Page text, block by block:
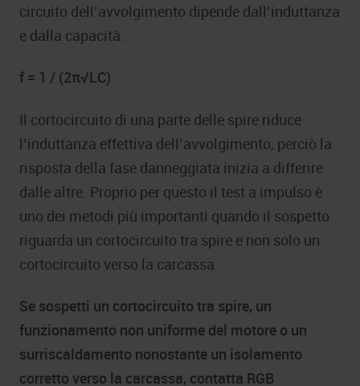
circuito dell’avvolgimento dipende dall’induttanza
e dalla capacità:
f = 1 / (2π√LC)
Il cortocircuito di una parte delle spire riduce
l’induttanza effettiva dell’avvolgimento, perciò la
risposta della fase danneggiata inizia a differire
dalle altre. Proprio per questo il test a impulso è
uno dei metodi più importanti quando il sospetto
riguarda un cortocircuito tra spire e non solo un
cortocircuito verso la carcassa.
Se sospetti un cortocircuito tra spire, un
funzionamento non uniforme del motore o un
surriscaldamento nonostante un isolamento
corretto verso la carcassa, contatta RGB